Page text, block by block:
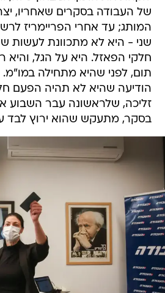
של העבודה בסקרים שאחריו,
המותג; עד אחרי הפריימריז
שני - היא לא מתכוונת לעשות
חלקי הפאזל. היא על הגל, והיא
תום, לפני שהיא מתחילה
הודיעה שהיא לא תהיה הפעם
זליכה, שלראשונה עבר השבוע
בסקר, מתעקש שהוא ירוץ לבד